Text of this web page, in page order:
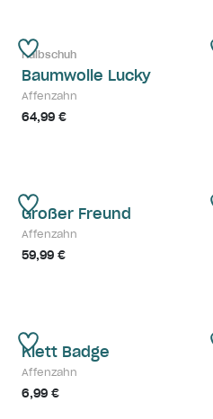
Halbschuh
Baumwolle Lucky
Affenzahn
64,99 €
Großer Freund
Affenzahn
59,99 €
Klett Badge
Affenzahn
6,99 €